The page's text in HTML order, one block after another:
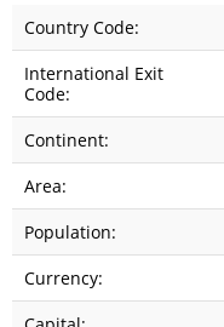
Country Code:
International Exit
Code:
Continent:
Area:
Population:
Currency: